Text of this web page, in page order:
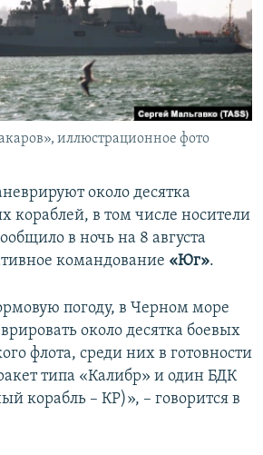
КРЫМА
иллюстрационное фото
около десятка
кораблей, в том числе носители
в ночь на 8 августа
командование «Юг».
погоду, в Черном море
около десятка боевых
флота, среди них в готовности
типа «Калибр» и один БДК
корабль – КР)», – говорится в